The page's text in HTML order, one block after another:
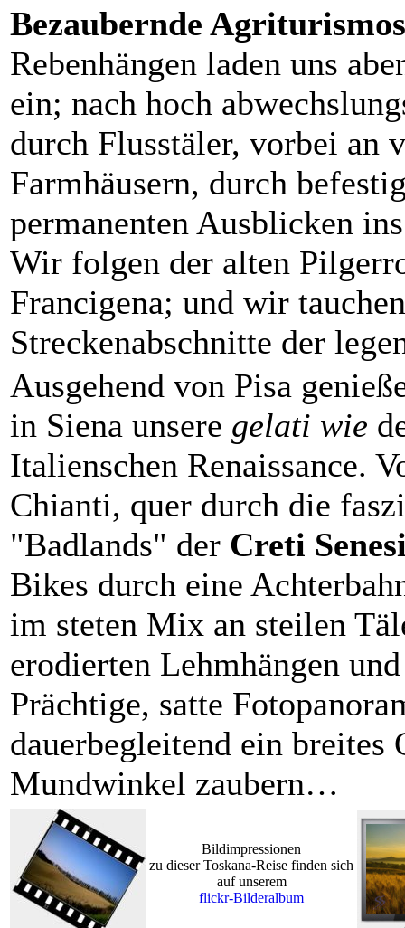
Bezaubernde Agriturismos
Rebenhängen laden uns
ein; nach hoch
durch Flusstäler, vorbei an
Farmhäusern, durch
permanenten Ausblicken
Wir folgen der alten
Francigena; und wir
Streckenabschnitte der
Ausgehend von Pisa
in Siena unsere gelati wie
Italienschen Renaissance.
Chianti, quer durch die
"Badlands" der Creti
Bikes durch eine
im steten Mix an steilen
erodierten Lehmhängen
Prächtige, satte
dauerbegleitend ein breites
Mundwinkel zaubern…
Bildimpressionen
zu dieser Toskana-Reise finden sich
auf unserem
flickr-Bilderalbum